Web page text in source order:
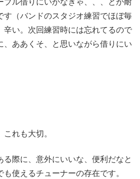
ブル借りにいかなきゃ、、、とか耐
す（バンドのスタジオ練習でほぼ毎
辛い。次回練習時には忘れてるので
、ああくそ、と思いながら借りにい
れも大切。
る際に、意外にいいな、便利だなと
使えるチューナーの存在です。